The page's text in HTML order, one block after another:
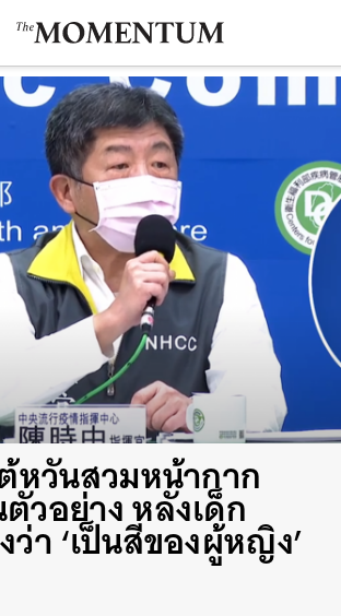
หวันสวมหน้ากาก
วอย่าง หลังเด็ก
ว่า ‘เป็นสีของผู้หญิง’